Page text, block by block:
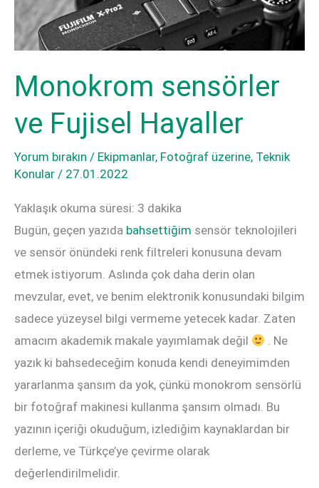
Monokrom sensörler
ve Fujisel Hayaller
Yorum bırakın / Ekipmanlar, Fotoğraf üzerine, Teknik
Konular / 27.01.2022
Yaklaşık okuma süresi: 3 dakika
Bugün, geçen yazıda bahsettiğim sensör teknolojileri
ve sensör önündeki renk filtreleri konusuna devam
etmek istiyorum. Aslında çok daha derin olan
mevzular, evet, ve benim elektronik konusundaki bilgim
sadece yüzeysel bilgi vermeme yetecek kadar. Zaten
amacım akademik makale yayımlamak değil
. Ne
yazık ki bahsedeceğim konuda kendi deneyimimden
yararlanma şansım da yok, çünkü monokrom sensörlü
bir fotoğraf makinesi kullanma şansım olmadı. Bu
yazının içeriği okuduğum, izlediğim kaynaklardan bir
derleme, ve Türkçe’ye çevirme olarak
değerlendirilmelidir.